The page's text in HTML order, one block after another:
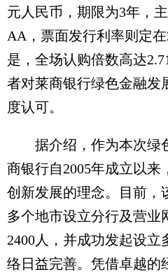
元人民币，期限为3年，
AA，票面发行利率则定
是，全场认购倍数高达
者对莱商银行绿色金融发
度认可。
据介绍，作为本次绿
商银行自2005年成立以来
创新发展的理念。目前，
多个地市设立分行及营业
2400人，并成功发起设立
络日益完善。凭借卓越的